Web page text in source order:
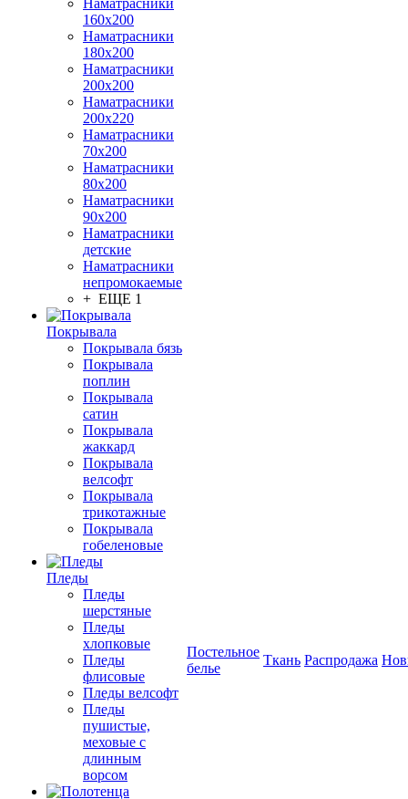
Наматрасники
160х200
Наматрасники
180х200
Наматрасники
200х200
Наматрасники
200х220
Наматрасники
70х200
Наматрасники
80х200
Наматрасники
90х200
Наматрасники
детские
Наматрасники
непромокаемые
+ ЕЩЕ 1
Покрывала
Покрывала бязь
Покрывала
поплин
Покрывала
сатин
Покрывала
жаккард
Покрывала
велсофт
Покрывала
трикотажные
Покрывала
гобеленовые
Пледы
Пледы
шерстяные
Пледы
хлопковые
Пледы
флисовые
Пледы велсофт
Пледы
пушистые,
меховые с
длинным
ворсом
Постельное
белье
Ткань Распродажа